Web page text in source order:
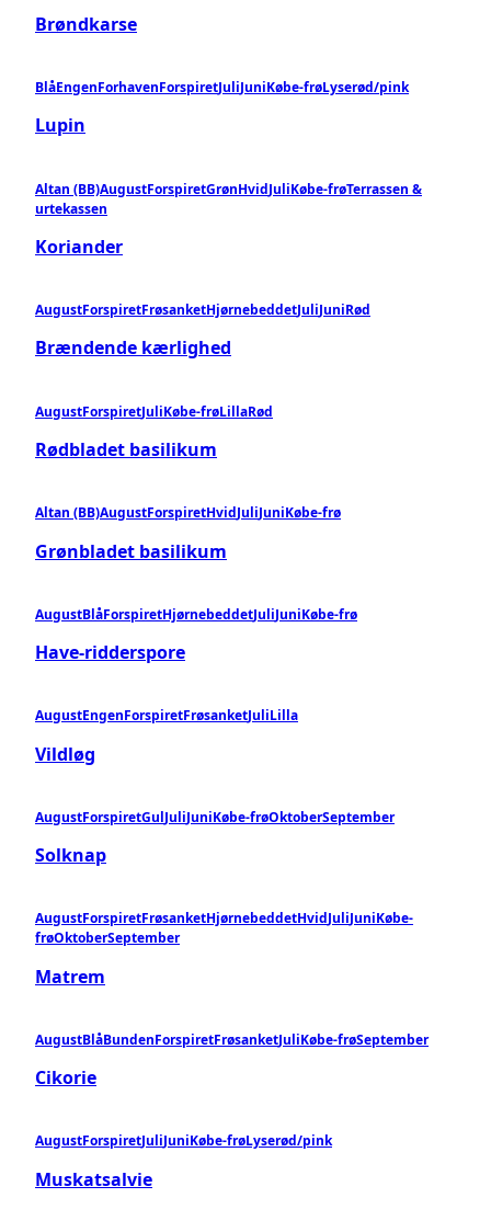
Brøndkarse
BlåEngenForhavenForspiretJuliJuniKøbe-frøLyserød/pink
Lupin
Altan (BB)AugustForspiretGrønHvidJuliKøbe-frøTerrassen &
urtekassen
Koriander
AugustForspiretFrøsanketHjørnebeddetJuliJuniRød
Brændende kærlighed
AugustForspiretJuliKøbe-frøLillaRød
Rødbladet basilikum
Altan (BB)AugustForspiretHvidJuliJuniKøbe-frø
Grønbladet basilikum
AugustBlåForspiretHjørnebeddetJuliJuniKøbe-frø
Have-ridderspore
AugustEngenForspiretFrøsanketJuliLilla
Vildløg
AugustForspiretGulJuliJuniKøbe-frøOktoberSeptember
Solknap
AugustForspiretFrøsanketHjørnebeddetHvidJuliJuniKøbe-
frøOktoberSeptember
Matrem
AugustBlåBundenForspiretFrøsanketJuliKøbe-frøSeptember
Cikorie
AugustForspiretJuliJuniKøbe-frøLyserød/pink
Muskatsalvie